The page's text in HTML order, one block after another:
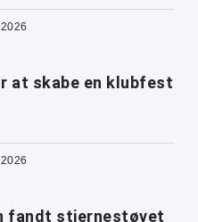
at skabe en klubfest
fandt stjernestøvet